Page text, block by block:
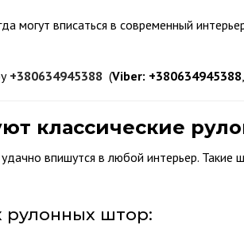
могут вписаться в современный
+380634945388 (Viber: +380634945388
классические
впишутся в любой интерьер.
рулонных штор: